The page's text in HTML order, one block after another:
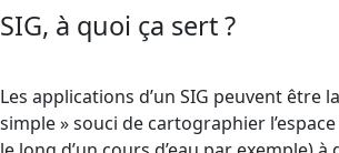
SIG, à quoi ça sert ?
Les applications d’un SIG peuvent être
simple » souci de cartographier